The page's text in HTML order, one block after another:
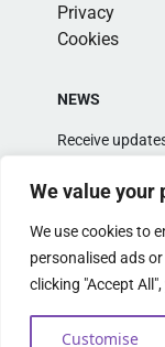
We value your
We use cookies to
personalised ads
clicking "Accept
Customise
Privacy
Cookies
NEWS
Receive